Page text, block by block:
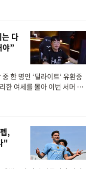
다
야”
한 명인 ‘딜라이트’ 유환중
한 여세를 몰아 이번 서머 시
,
"